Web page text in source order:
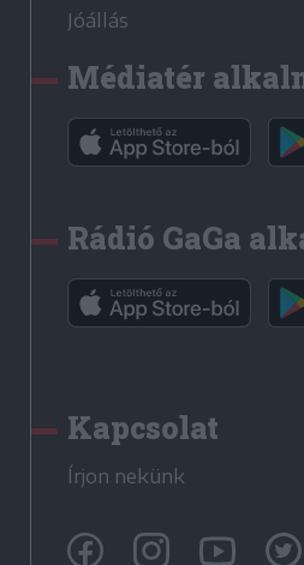
Jóállás
Médiatér
Rádió GaGa
Kapcsolat
Írjon nekünk